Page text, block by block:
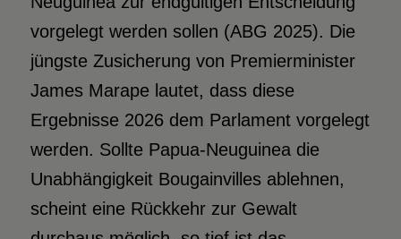
vorgelegt werden sollen (ABG 2025). Die
jüngste Zusicherung von Premierminister
James Marape lautet, dass diese
Ergebnisse 2026 dem Parlament vorgelegt
werden. Sollte Papua-Neuguinea die
Unabhängigkeit Bougainvilles ablehnen,
scheint eine Rückkehr zur Gewalt